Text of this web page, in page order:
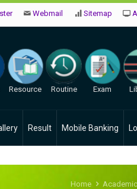
Webmail Sitemap
Result Mobile Banking
Resource Routine Exam
Home Academic